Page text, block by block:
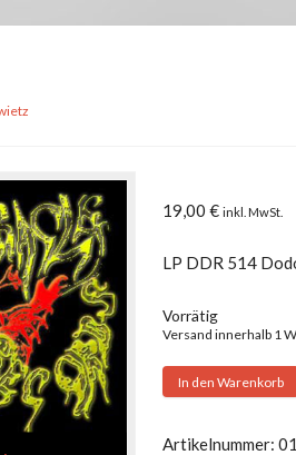
19,00€ inkl. MwSt.
LP DDR 514
Vorrätig
Versand innerhalb 1
Child
Same
In den Warenkorb
Artikelnummer: